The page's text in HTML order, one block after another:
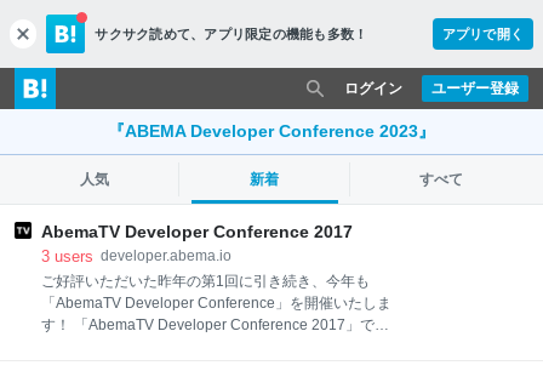
c
l
o
s
サクサク読めて、 アプリ限定の機能も多数！ アプリで開く
ユーザー登録
ログイン
『ABEMA Developer Conference 2023』
人気 新着 すべて
AbemaTV Developer Conference 2017
3 users developer.abema.io
ご好評いただいた昨年の第1回に引き続き、今年も
「AbemaTV Developer Conference」を開催いたしま
す！ 「AbemaTV Developer Conference 2017」で